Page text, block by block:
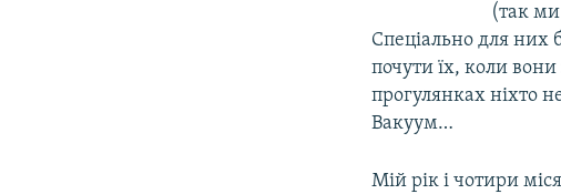
(так ми
Спеціально для них
почути їх, коли
прогулянках ніхто
Вакуум…
Мій рік і чотири